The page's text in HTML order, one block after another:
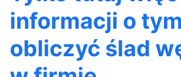
informacji o
obliczyć ślad